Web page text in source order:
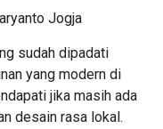
Jogja
sudah dipadati
yang modern di
jika masih ada
desain rasa lokal.